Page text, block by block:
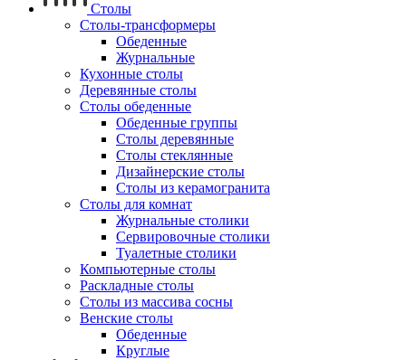
Столы
Столы-трансформеры
Обеденные
Журнальные
Кухонные столы
Деревянные столы
Столы обеденные
Обеденные группы
Столы деревянные
Столы стеклянные
Дизайнерские столы
Столы из керамогранита
Столы для комнат
Журнальные столики
Сервировочные столики
Туалетные столики
Компьютерные столы
Раскладные столы
Столы из массива сосны
Венские столы
Обеденные
Круглые